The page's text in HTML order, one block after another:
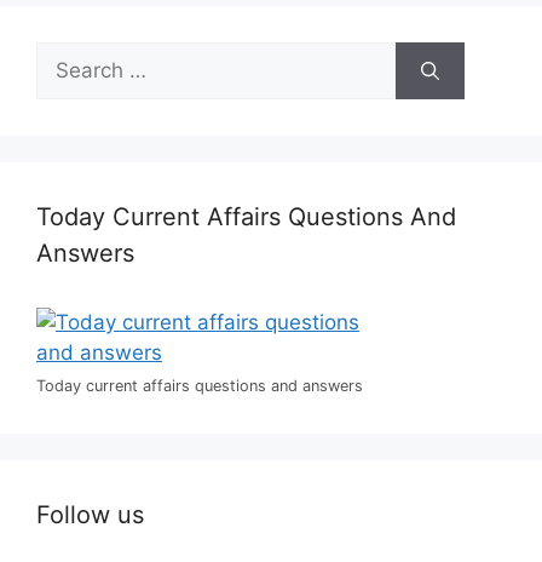
Search
for:
Today Current Affairs Questions And
Answers
Today current affairs questions and answers
Follow us